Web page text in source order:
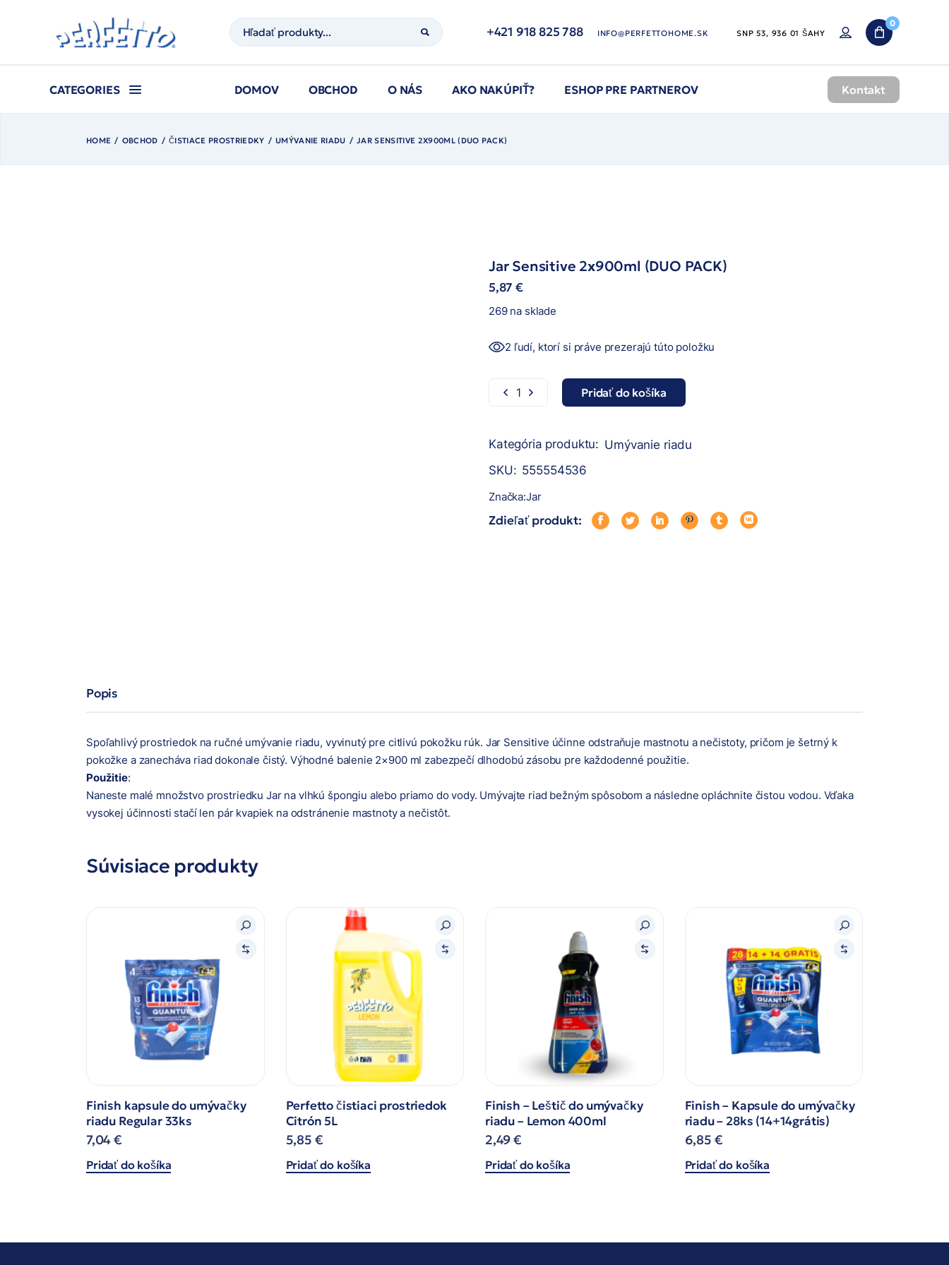
Hľadať
+421 918 825 788 INFO@PERFETTOHOME.SK SNP 53, 936 01 ŠAHY
0
CATEGORIES DOMOV OBCHOD O NÁS AKO NAKÚPIŤ? ESHOP PRE PARTNEROV Kontakt
HOME OBCHOD ČISTIACE PROSTRIEDKY UMÝVANIE RIADU JAR SENSITIVE 2X900ML (DUO PACK)
Jar Sensitive 2x900ml (DUO PACK)
5,87€
269 na sklade
2 ľudí, ktorí si práve prezerajú túto položku
Jar Sensitive 2x900ml (DUO PACK) množstvo
Pridať do košíka
Kategória produktu: Umývanie riadu
SKU: 555554536
Značka:Jar
Zdieľať produkt:
Popis
Spoľahlivý prostriedok na ručné umývanie riadu, vyvinutý pre citlivú pokožku rúk. Jar Sensitive účinne odstraňuje mastnotu a nečistoty, pričom je šetrný k
pokožke a zanecháva riad dokonale čistý. Výhodné balenie 2×900 ml zabezpečí dlhodobú zásobu pre každodenné použitie.
Použitie:
Naneste malé množstvo prostriedku Jar na vlhkú špongiu alebo priamo do vody. Umývajte riad bežným spôsobom a následne opláchnite čistou vodou. Vďaka
vysokej účinnosti stačí len pár kvapiek na odstránenie mastnoty a nečistôt.
Súvisiace produkty
Finish kapsule do umývačky
riadu Regular 33ks
7,04€
Pridať do košíka
Perfetto čistiaci prostriedok
Citrón 5L
5,85 €
Pridať do košíka
Finish – Leštič do umývačky
riadu – Lemon 400ml
2,49€
Pridať do košíka
Finish – Kapsule do umývačky
riadu – 28ks (14+14grátis)
6,85 €
Pridať do košíka